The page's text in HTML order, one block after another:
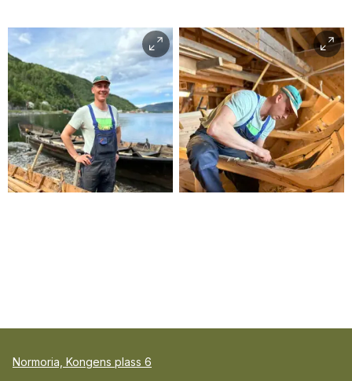
Normoria, Kongens plass 6